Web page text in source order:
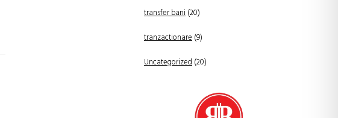
transfer bani(20)
tranzactionare(9)
Uncategorized(20)